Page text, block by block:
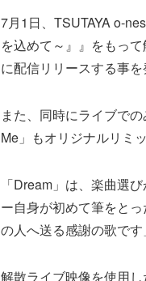
7月1日、TSUTAYA o-
を込めて～』』をもっ
に配信リリースする事を
また、同時にライブで
Me」もオリジナルリミ
「Dream」は、楽曲選
ー自身が初めて筆をと
の人へ送る感謝の歌です
解散ライブ映像を使用し